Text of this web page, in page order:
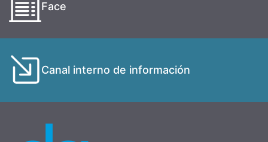
Face
Canal interno de información